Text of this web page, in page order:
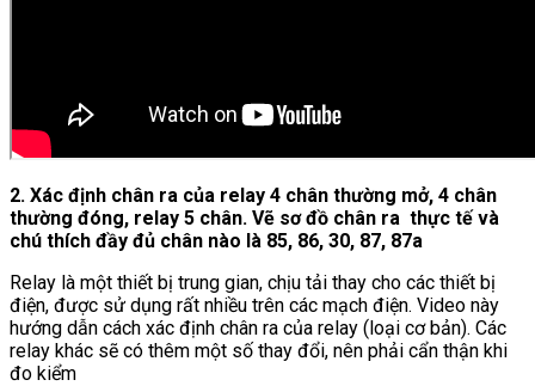
2. Xác định chân ra của relay 4 chân thường mở, 4 chân
thường đóng, relay 5 chân. Vẽ sơ đồ chân ra thực tế và
chú thích đầy đủ chân nào là 85, 86, 30, 87, 87a
Relay là một thiết bị trung gian, chịu tải thay cho các thiết bị
điện, được sử dụng rất nhiều trên các mạch điện. Video này
hướng dẫn cách xác định chân ra của relay (loại cơ bản). Các
relay khác sẽ có thêm một số thay đổi, nên phải cẩn thận khi
đo kiểm